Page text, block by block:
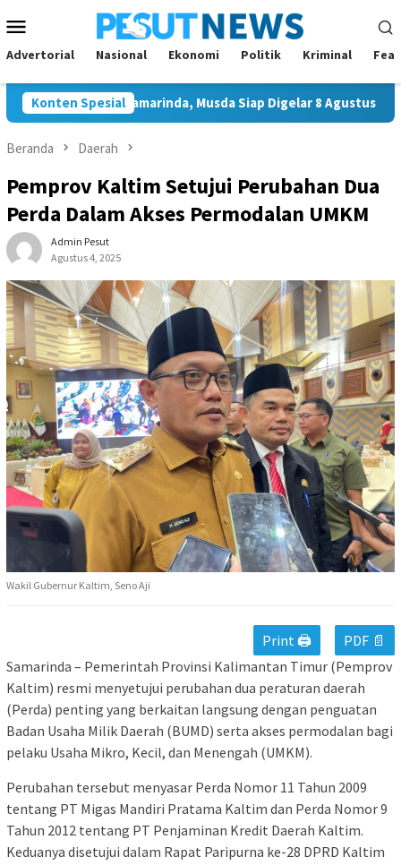
ke
kontenMobile
Advertorial Nasional Ekonomi Politik Kriminal
Konten Spesial
Golkar Samarinda, Musda Siap Digelar 8 Agustus 2026
Beranda Daerah
Pemprov Kaltim Setujui Perubahan Dua
Perda Dalam Akses Permodalan UMKM
Admin Pesut
Agustus 4, 2025
Wakil Gubernur Kaltim, Seno Aji
Print 🖨
PDF 📄
Samarinda – Pemerintah Provinsi Kalimantan Timur (Pemprov
Kaltim) resmi menyetujui perubahan dua peraturan daerah
(Perda) penting yang berkaitan langsung dengan penguatan
Badan Usaha Milik Daerah (BUMD) serta akses permodalan bagi
pelaku Usaha Mikro, Kecil, dan Menengah (UMKM).
Perubahan tersebut menyasar Perda Nomor 11 Tahun 2009
tentang PT Migas Mandiri Pratama Kaltim dan Perda Nomor 9
Tahun 2012 tentang PT Penjaminan Kredit Daerah Kaltim.
Keduanya disetujui dalam Rapat Paripurna ke-28 DPRD Kaltim